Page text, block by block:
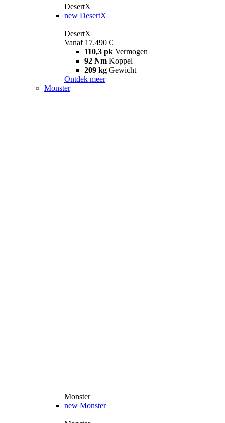
DesertX
new DesertX
DesertX
Vanaf 17.490 €
110,3 pk Vermogen
92 Nm Koppel
209 kg Gewicht
Ontdek meer
Monster
Monster
new Monster